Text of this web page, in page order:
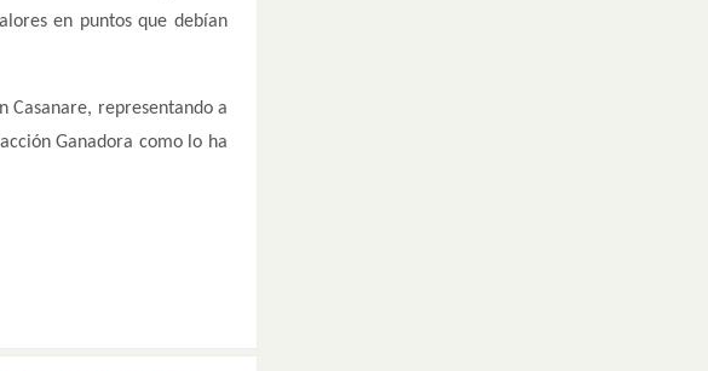
en puntos que debían
Casanare, representando a
Ganadora como lo ha